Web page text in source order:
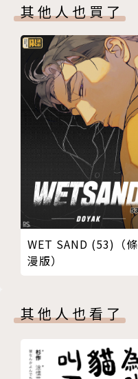
其他人也買了
WET SAND (53)（條
漫版）
其他人也看了